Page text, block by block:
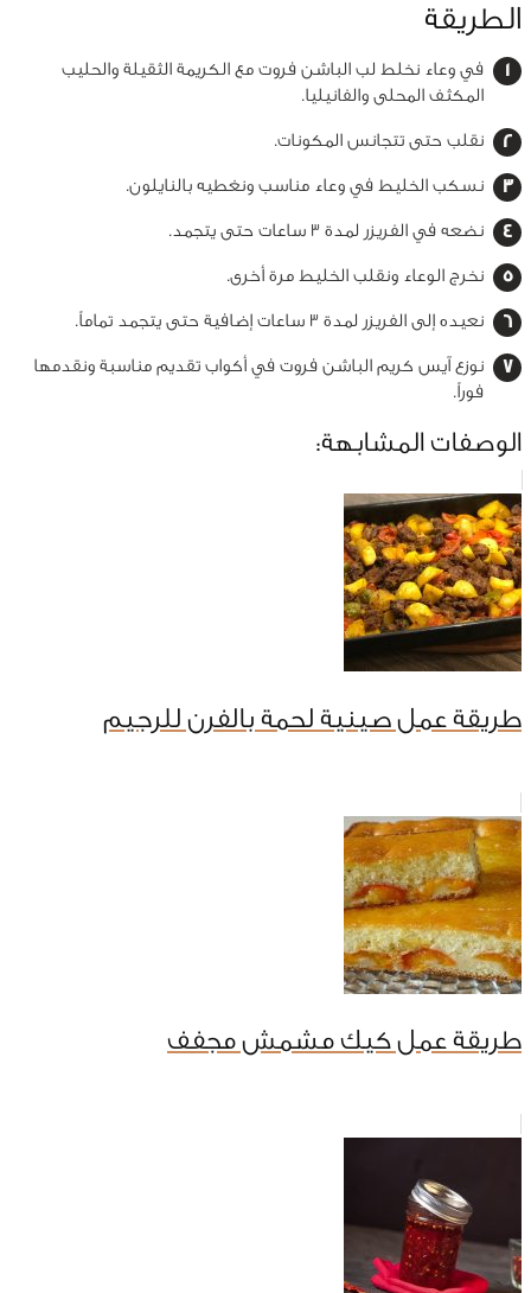
الطريقة
في وعاء نخلط لب الباشن فروت مع الكريمة الثقيلة والحليب
المكثف المحلى والفانيليا.
نقلب حتى تتجانس المكونات.
نسكب الخليط في وعاء مناسب ونغطيه بالنايلون.
نضعه في الفريزر لمدة 3 ساعات حتى يتجمد.
نخرج الوعاء ونقلب الخليط مرة أخرى.
نعيده إلى الفريزر لمدة 3 ساعات إضافية حتى يتجمد تماماً.
نوزع آيس كريم الباشن فروت في أكواب تقديم مناسبة ونقدمها
فوراً.
الوصفات المشابهة:
طريقة عمل صينية لحمة بالفرن للرجيم
طريقة عمل كيك مشمش مجفف